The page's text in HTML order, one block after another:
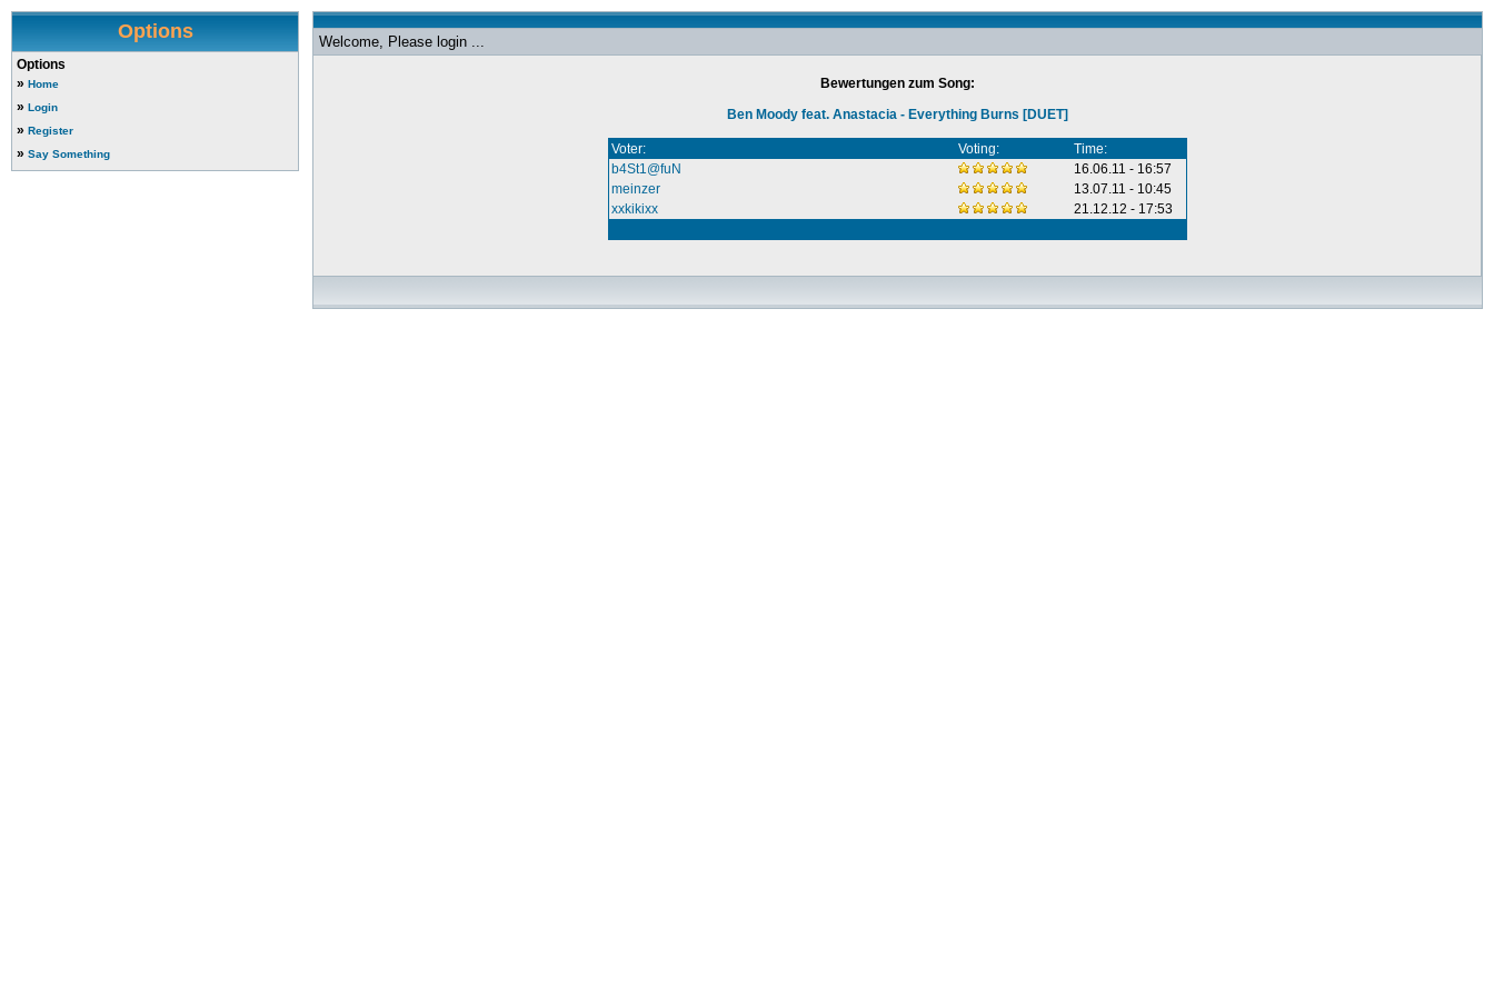
Options
Options
» Home
» Login
» Register
» Say Something
Welcome, Please login ...
Bewertungen zum Song:
Ben Moody feat. Anastacia - Everything Burns [DUET]
Voter: Voting:
Time:
b4St1@fuN
16.06.11 - 16:57
meinzer
13.07.11 - 10:45
xxkikixx
21.12.12 - 17:53